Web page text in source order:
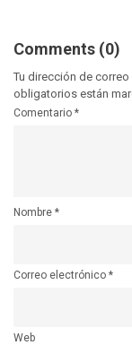
Comments (0)
Tu dirección de
obligatorios están
Comentario *
Nombre *
Correo electrónico *
Web